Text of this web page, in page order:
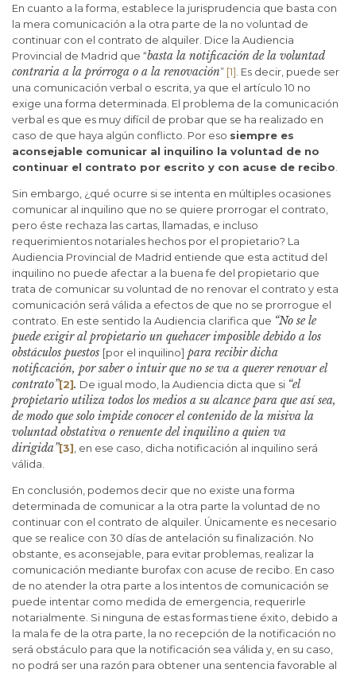
En cuanto a la forma, establece la jurisprudencia que basta con
la mera comunicación a la otra parte de la no voluntad de
continuar con el contrato de alquiler. Dice la Audiencia
Provincial de Madrid que “basta la notificación de la voluntad
contraria a la prórroga o a la renovación” [1] . Es decir, puede ser
una comunicación verbal o escrita, ya que el artículo 10 no
exige una forma determinada. El problema de la comunicación
verbal es que es muy difícil de probar que se ha realizado en
caso de que haya algún conflicto. Por eso siempre es
aconsejable comunicar al inquilino la voluntad de no
continuar el contrato por escrito y con acuse de recibo
Sin embargo, ¿qué ocurre si se intenta en múltiples ocasiones
comunicar al inquilino que no se quiere prorrogar el contrato,
pero éste rechaza las cartas, llamadas, e incluso
requerimientos notariales hechos por el propietario? La
Audiencia Provincial de Madrid entiende que esta actitud del
inquilino no puede afectar a la buena fe del propietario que
trata de comunicar su voluntad de no renovar el contrato y esta
comunicación será válida a efectos de que no se prorrogue el
contrato. En este sentido la Audiencia clarifica que “No se le
puede exigir al propietario un quehacer imposible debido a los
obstáculos puestos [por el inquilino] para recibir dicha
notificación, por saber o intuir que no se va a querer renovar el
contrato”[2]. De igual modo, la Audiencia dicta que si “el
propietario utiliza todos los medios a su alcance para que así sea,
de modo que solo impide conocer el contenido de la misiva la
voluntad obstativa o renuente del inquilino a quien va
dirigida”[3] , en ese caso, dicha notificación al inquilino será
válida.
En conclusión, podemos decir que no existe una forma
determinada de comunicar a la otra parte la voluntad de no
continuar con el contrato de alquiler. Únicamente es necesario
que se realice con 30 días de antelación su finalización. No
obstante, es aconsejable, para evitar problemas, realizar la
comunicación mediante burofax con acuse de recibo. En caso
de no atender la otra parte a los intentos de comunicación se
puede intentar como medida de emergencia, requerirle
notarialmente. Si ninguna de estas formas tiene éxito, debido a
la mala fe de la otra parte, la no recepción de la notificación no
será obstáculo para que la notificación sea válida y, en su caso,
no podrá ser una razón para obtener una sentencia favorable al